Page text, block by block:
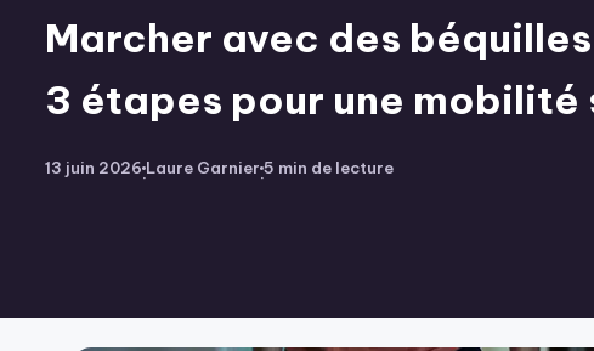
Marcher avec des
3 étapes pour une mobilité
13 juin 2026
·
Laure Garnier
·
5 min de lecture